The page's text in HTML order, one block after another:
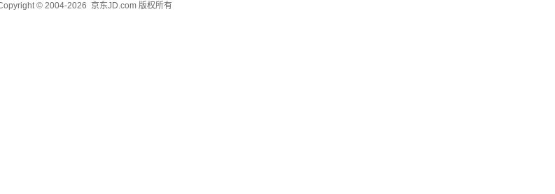
© 2004-2026 京东JD.com 版权所有